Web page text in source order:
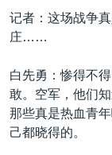
记者：这场战争
庄……
白先勇：惨得不
敢。空军，他们
那些真是热血青
己都晓得的。